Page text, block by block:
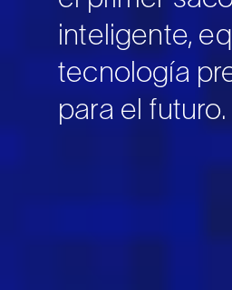
inteligente,
tecnología
para el futuro.